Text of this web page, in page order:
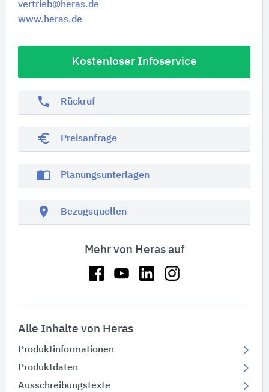
vertrieb@heras.de
www.heras.de
Kostenloser Infoservice
phone Rückruf
euro_symbol Preisanfrage
import_contacts Planungsunterlagen
location_on Bezugsquellen
Mehr von Heras auf
Alle Inhalte von Heras
Produktinformationen
Produktdaten
Ausschreibungstexte